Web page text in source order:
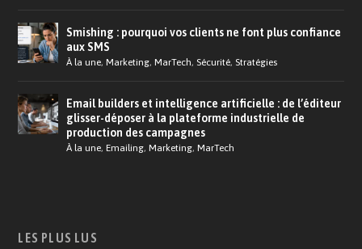
Smishing : pourquoi vos clients ne font plus confiance
aux SMS
À la une,Marketing,MarTech, Sécurité, Stratégies
Email builders et intelligence artificielle : de l’éditeur
glisser-déposer à la plateforme industrielle de
production des campagnes
À la une,Emailing,Marketing,MarTech
LES PLUS LUS